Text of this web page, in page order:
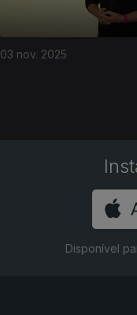
03 nov. 2025
Disponível